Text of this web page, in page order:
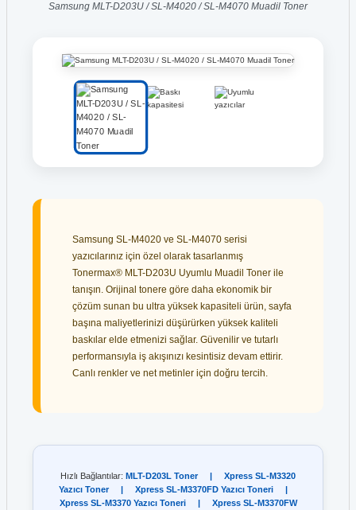
Samsung MLT-D203U / SL-M4020 / SL-M4070 Muadil Toner
Samsung SL-M4020 ve SL-M4070 serisi
yazıcılarınız için özel olarak tasarlanmış
Tonermax® MLT-D203U Uyumlu Muadil Toner ile
tanışın. Orijinal tonere göre daha ekonomik bir
çözüm sunan bu ultra yüksek kapasiteli ürün, sayfa
başına maliyetlerinizi düşürürken yüksek kaliteli
baskılar elde etmenizi sağlar. Güvenilir ve tutarlı
performansıyla iş akışınızı kesintisiz devam ettirir.
Canlı renkler ve net metinler için doğru tercih.
Hızlı Bağlantılar: MLT-D203L Toner |
Xpress SL-M3320
Yazıcı Toner
| Xpress SL-M3370FD Yazıcı Toneri
|
Xpress SL-M3370 Yazıcı Toneri
| Xpress SL-M3370FW